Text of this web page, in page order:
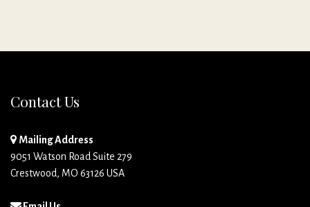
Contact Us
Mailing Address
9051 Watson Road Suite 279
Crestwood, MO 63126 USA